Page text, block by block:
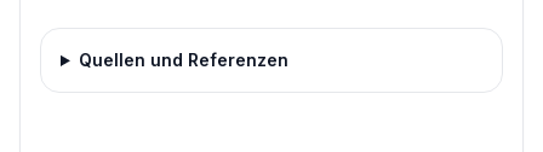
Quellen und Referenzen